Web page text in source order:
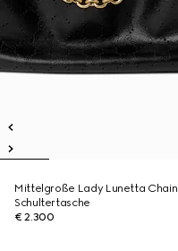
Mittelgroße Lady Lunetta Chain
Schultertasche
€ 2.300